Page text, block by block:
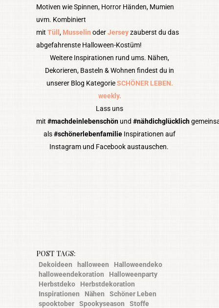
Motiven wie Spinnen, Horror Händen, Mumien
uvm. Kombiniert
mit Tüll , MusselinoderJerseyzauberst du das
abgefahrenste Halloween-Kostüm!
Weitere Inspirationen rund ums. Nähen,
Dekorieren, Basteln & Wohnen findest du in
unserer Blog KategorieSCHÖNER LEBEN.
weekly.
Lass uns
mit #machdeinlebenschön und #nähdichglücklich
als#schönerlebenfamilie Inspirationen auf
Instagram und Facebook austauschen.
POST TAGS:
Dekoideen halloween
Halloweendeko
halloweendekoration
Halloweenparty
Herbstdeko
Herbstdekoration
Inspirationen
Nähen
Schöner Leben
spooktober
Spookyseason Stoffe